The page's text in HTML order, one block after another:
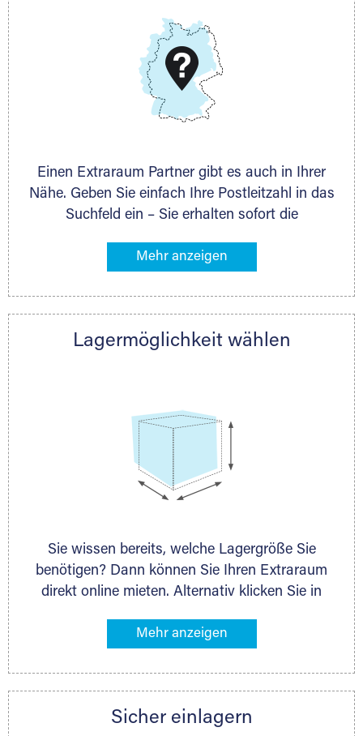
DMG Aktiengesellschaft
www.dmg-ag.com
Einen Extraraum Partner gibt es auch in Ihrer
Nähe. Geben Sie einfach Ihre Postleitzahl in das
Suchfeld ein – Sie erhalten sofort die
Lagermöglichkeiten in Ihrer Nähe. An zahlreichen
direkt online mieten. Gibt es Extraraum noch
nächstgelegenen Partner und besprechen alles
Lagermöglichkeit wählen
Sie wissen bereits, welche Lagergröße Sie
benötigen? Dann können Sie Ihren Extraraum
direkt online mieten. Alternativ klicken Sie in
Gegenstände an, die Sie einlagern möchten –
ermittelt. Natürlich steht Ihnen Ihr Extraraum
persönlich hinsichtlich Lagervolumen und zu
Sicher einlagern